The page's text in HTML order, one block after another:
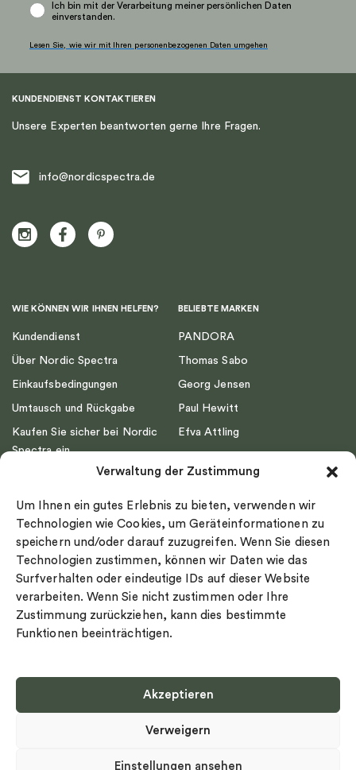
Verwaltung der Zustimmung
Um Ihnen ein gutes Erlebnis zu bieten, verwenden wir
Technologien wie Cookies, um Geräteinformationen zu
speichern und/oder darauf zuzugreifen. Wenn Sie diesen
Technologien zustimmen, können wir Daten wie das
Surfverhalten oder eindeutige IDs auf dieser Website
verarbeiten. Wenn Sie nicht zustimmen oder Ihre
Zustimmung zurückziehen, kann dies bestimmte
Funktionen beeinträchtigen.
Akzeptieren
Verweigern
Einstellungen ansehen
Ich bin mit der Verarbeitung meiner persönlichen Daten
einverstanden.
Lesen Sie, wie wir mit Ihren personenbezogenen Daten umgehen
KUNDENDIENST KONTAKTIEREN
Unsere Experten beantworten gerne Ihre Fragen.
info@nordicspectra.de
WIE KÖNNEN WIR IHNEN HELFEN?
Kundendienst
Über Nordic Spectra
Einkaufsbedingungen
Umtausch und Rückgabe
Kaufen Sie sicher bei Nordic
Spectra ein
Impressum
Ringgröße
Widerrufsrecht
Cookie-policy
Sekretesspolicy
BELIEBTE MARKEN
PANDORA
Thomas Sabo
Georg Jensen
Paul Hewitt
Efva Attling
Drakenberg Sjölin
Nordic Spectra
Select country
Datenschutz-Bestimmungen
Urheberrecht 2026 Nordic Spectra Alle Rechte vorbehalten